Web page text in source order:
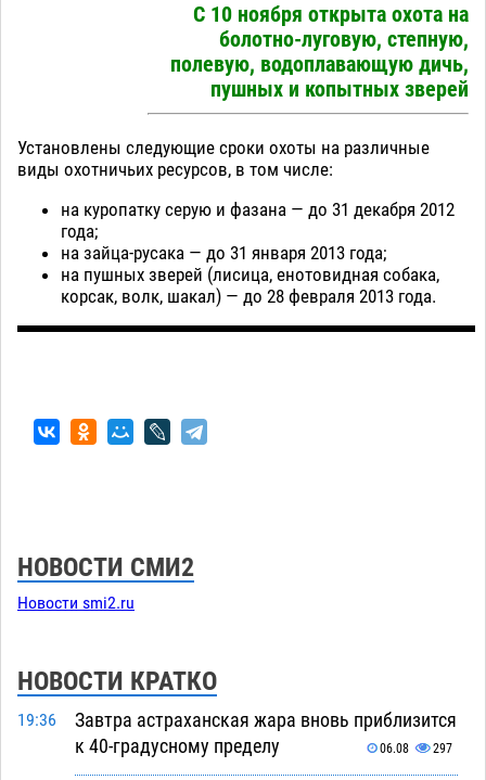
С 10 ноября открыта охота на
болотно-луговую, степную,
полевую, водоплавающую дичь,
пушных и копытных зверей
Установлены следующие сроки охоты на различные
виды охотничьих ресурсов, в том числе:
на куропатку серую и фазана — до 31 декабря 2012
года;
на зайца-русака — до 31 января 2013 года;
на пушных зверей (лисица, енотовидная собака,
корсак, волк, шакал) — до 28 февраля 2013 года.
НОВОСТИ СМИ2
Новости smi2.ru
НОВОСТИ КРАТКО
19:36
Завтра астраханская жара вновь приблизится
к 40-градусному пределу
06.08 297